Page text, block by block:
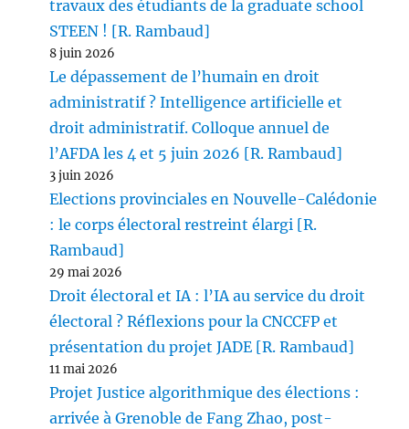
travaux des étudiants de la graduate school
STEEN ! [R. Rambaud]
8 juin 2026
Le dépassement de l’humain en droit
administratif ? Intelligence artificielle et
droit administratif. Colloque annuel de
l’AFDA les 4 et 5 juin 2026 [R. Rambaud]
3 juin 2026
Elections provinciales en Nouvelle-Calédonie
: le corps électoral restreint élargi [R.
Rambaud]
29 mai 2026
Droit électoral et IA : l’IA au service du droit
électoral ? Réflexions pour la CNCCFP et
présentation du projet JADE [R. Rambaud]
11 mai 2026
Projet Justice algorithmique des élections :
arrivée à Grenoble de Fang Zhao, post-